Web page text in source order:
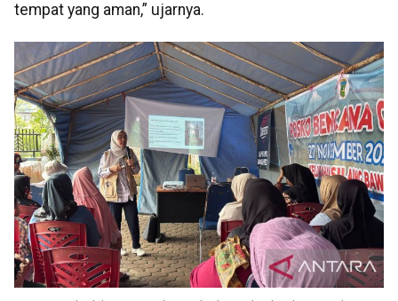
tempat yang aman,” ujarnya.